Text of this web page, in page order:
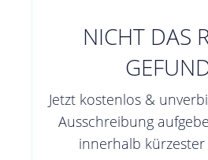
NICHT DAS
Jetzt kostenlos &
Ausschreibung
innerhalb